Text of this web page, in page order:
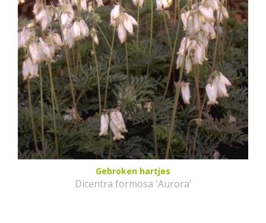
Gebroken hartjes
Dicentra formosa 'Aurora'